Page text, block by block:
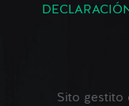
Sito gestito